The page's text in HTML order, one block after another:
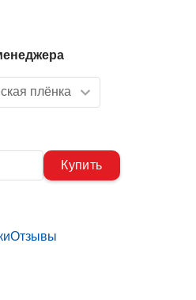
Отзывы